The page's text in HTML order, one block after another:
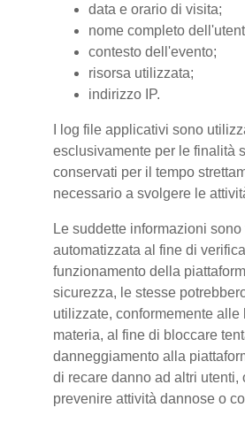
data e orario di visita;
nome completo
contesto dell'evento;
risorsa utilizzata;
indirizzo IP.
I log file applicativi sono
esclusivamente per le finalità
conservati per il tempo
necessario a svolgere le
Le suddette informazioni sono
automatizzata al fine di
funzionamento della
sicurezza, le stesse
utilizzate, conformemente alle
materia, al fine di bloccare
danneggiamento alla
di recare danno ad altri utenti,
prevenire attività dannose o